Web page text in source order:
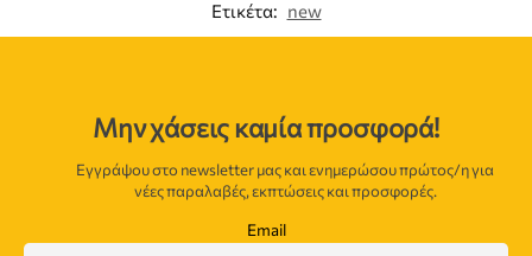
Ετικέτα: new
Μην χάσεις καμία προσφορά!
Εγγράψου στο newsletter μας και ενημερώσου πρώτος/η για
νέες παραλαβές, εκπτώσεις και προσφορές.
Email